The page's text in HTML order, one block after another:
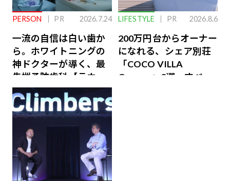
PERSON PR 2026.7.24
一流の自信は白い歯か
ら。ホワイトニングの
神ドクターが導く、最
先端予防歯科【ラウン
ジ会員特典あり】
LIFESTYLE PR 2026.8.6
200万円台からオーナー
になれる、シェア別荘
「COCO VILLA
Owners」3選。すべて